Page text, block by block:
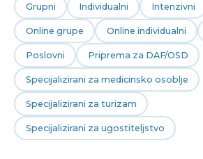
Grupni Individualni Intenzivni
Online grupe Online individualni
Poslovni Priprema za DAF/OSD
Specijalizirani za medicinsko osoblje
Specijalizirani za turizam
Specijalizirani za ugostiteljstvo